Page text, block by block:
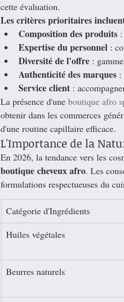
cette évaluation.
Les critères prioritaires
Composition des produits
Expertise du personnel :
Diversité de l'offre :
Authenticité des marques :
Service client :
La présence d'une boutique afro
obtenir dans les commerces
d'une routine capillaire efficace.
L'Importance de la
En 2026, la tendance vers les
boutique cheveux afro. Les
formulations respectueuses du
Catégorie d'Ingrédients
Huiles végétales
Beurres naturels